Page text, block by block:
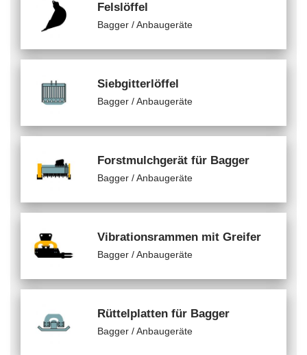
Felslöffel
Bagger / Anbaugeräte
Siebgitterlöffel
Bagger / Anbaugeräte
Forstmulchgerät für Bagger
Bagger / Anbaugeräte
Vibrationsrammen mit Greifer
Bagger / Anbaugeräte
Rüttelplatten für Bagger
Bagger / Anbaugeräte